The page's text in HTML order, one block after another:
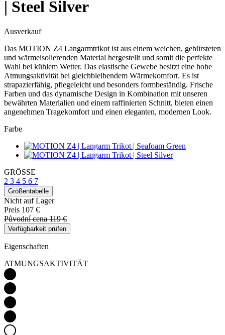
| Steel Silver
Ausverkauf
Das MOTION Z4 Langarmtrikot ist aus einem weichen, gebürsteten
und wärmeisolierenden Material hergestellt und somit die perfekte
Wahl bei kühlem Wetter. Das elastische Gewebe besitzt eine hohe
Atmungsaktivität bei gleichbleibendem Wärmekomfort. Es ist
strapazierfähig, pflegeleicht und besonders formbeständig. Frische
Farben und das dynamische Design in Kombination mit unseren
bewährten Materialien und einem raffinierten Schnitt, bieten einen
angenehmen Tragekomfort und einen eleganten, modernen Look.
Farbe
GRÖSSE
2 3 4 5 6 7
Größentabelle
Nicht auf Lager
Preis 107 €
Původní cena119 €
Verfügbarkeit prüfen
Eigenschaften
ATMUNGSAKTIVITÄT